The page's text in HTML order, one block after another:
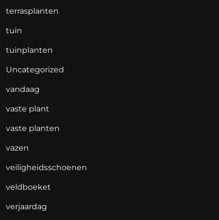
terrasplanten
tuin
tuinplanten
Uncategorized
vandaag
vaste plant
vaste planten
vazen
veiligheidsschoenen
veldboeket
verjaardag